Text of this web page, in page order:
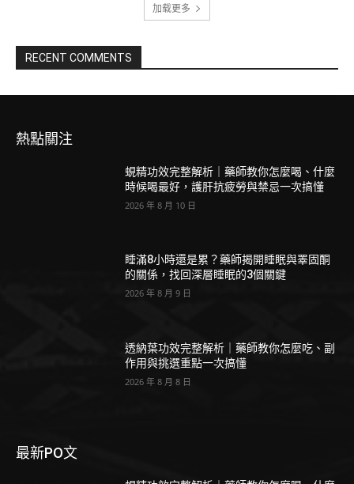
加载更多
RECENT COMMENTS
熱點關注
蜆精功效完整解析｜藥師教你怎麼喝、什麼
時候喝最好，護肝抗疲勞與禁忌一次搞懂
2026 年 8 月 10 日
睡滿8小時還是累？藥師揭開睡眠與睪固酮
的關係，找回深層睡眠的3個關鍵
2026 年 8 月 9 日
透納葉功效完整解析｜藥師教你怎麼吃、副
作用與挑選重點一次搞懂
2026 年 8 月 8 日
最新PO文